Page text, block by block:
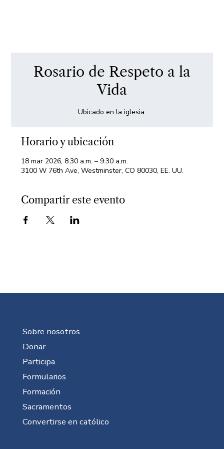
Rosario de Respeto a la
Vida
Ubicado en la iglesia.
Horario y ubicación
18 mar 2026, 8:30 a.m. – 9:30 a.m.
3100 W 76th Ave, Westminster, CO 80030, EE. UU.
Compartir este evento
Sobre nosotros
Donar
Participa
Formularios
Formación
Sacramentos
Convertirse en católico